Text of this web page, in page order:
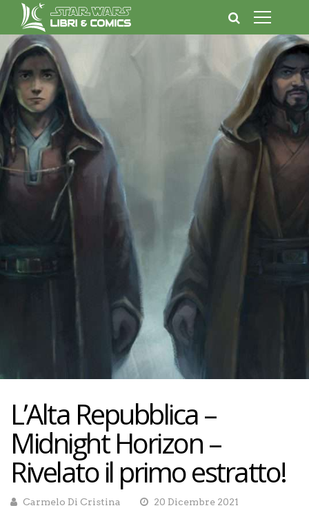
L’Alta Repubblica –
Midnight Horizon –
Rivelato il primo estratto!
Carmelo Di Cristina
20 Dicembre 2021